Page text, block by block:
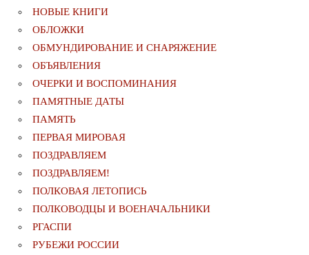
НОВЫЕ КНИГИ
ОБЛОЖКИ
ОБМУНДИРОВАНИЕ И СНАРЯЖЕНИЕ
ОБЪЯВЛЕНИЯ
ОЧЕРКИ И ВОСПОМИНАНИЯ
ПАМЯТНЫЕ ДАТЫ
ПАМЯТЬ
ПЕРВАЯ МИРОВАЯ
ПОЗДРАВЛЯЕМ
ПОЗДРАВЛЯЕМ!
ПОЛКОВАЯ ЛЕТОПИСЬ
ПОЛКОВОДЦЫ И ВОЕНАЧАЛЬНИКИ
РГАСПИ
РУБЕЖИ РОССИИ